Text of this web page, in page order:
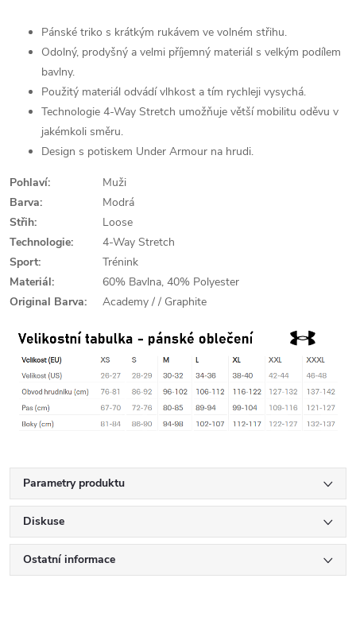
Pánské triko s krátkým rukávem ve volném střihu.
Odolný, prodyšný a velmi příjemný materiál s velkým podílem
bavlny.
Použitý materiál odvádí vlhkost a tím rychleji vysychá.
Technologie 4-Way Stretch umožňuje větší mobilitu oděvu v
jakémkoli směru.
Design s potiskem Under Armour na hrudi.
Pohlaví:
Muži
Barva:
Modrá
Střih:
Loose
Technologie:
4-Way Stretch
Sport:
Trénink
Materiál:
60% Bavlna, 40% Polyester
Original Barva:
Academy / / Graphite
Parametry produktu
Diskuse
Ostatní informace